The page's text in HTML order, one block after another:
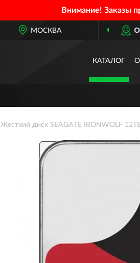
Внимание! Заказы
МОСКВА
ОФИЦИАЛЬНЫЙ ДИЛЕР SEAGATE
КАТАЛОГ
Жесткий диск SEAGATE IRONWOLF